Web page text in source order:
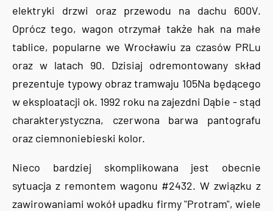
elektryki drzwi oraz przewodu na dachu 600V.
Oprócz tego, wagon otrzymał także hak na małe
tablice, popularne we Wrocławiu za czasów PRLu
oraz w latach 90. Dzisiaj odremontowany skład
prezentuje typowy obraz tramwaju 105Na będącego
w eksploatacji ok. 1992 roku na zajezdni Dąbie - stąd
charakterystyczna, czerwona barwa pantografu
oraz ciemnoniebieski kolor.
Nieco bardziej skomplikowana jest obecnie
sytuacja z remontem wagonu #2432. W związku z
zawirowaniami wokół upadku firmy "Protram", wiele